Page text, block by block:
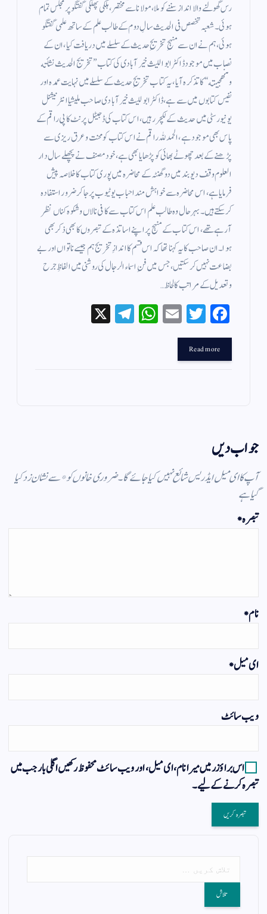
رس گھولنے والا انداز سننے کو ملا، مولانا سے مختصر،ہلکی پھلکی گفتگو پر مجلس تمام
ہوئی۔ شعبہ تخصص فی الحدیث سالِ دوم کے طالب علم کے ساتھ علمی گفتگو
ہوئی، ہم نے ان سے منہجِ تخریجِ حدیث کے سلسلے میں دریافت کیا، ان کے
نصاب میں موجود ڈاکٹر ابواللیث خیرآبادی کی کتاب ’’تخریج الحدیث نشأته
ومنھجیته‘‘ کا تذکرہ آیا، یہ کتاب تخریجِ حدیث کے سلسلے میں نہایت عمدہ اور
نفیس کتابوں میں سے ہے، ڈاکٹر ابوللیث خیرآبادی صاحب ملیشیا انٹرنیشنل
یونیورسٹی میں حدیث کے لکچرر ہیں، اس کتاب کی ڈجیٹل پرنٹ کاپی راقم کے
پاس بھی موجود ہے، الحمد للہ راقم نے اس کتاب کو محنت وعرق ریزی سے
پڑھنے کے بعد چھوٹے بھائی کو پڑھایا بھی ہے، خود مصنف نے پچھلے سال دار
العلوم وقف دیوبند میں دو گھنٹہ کے محاضرہ میں پوری کتاب کا خلاصہ پیش
فرمایا ہے، اس محاضرہ سے خواہش مند احباب یوٹیوب پر جاکر ضرور استفادہ
کرسکتے ہیں۔ بہر حال وہ طالب علم اس کتاب سے کافی نالاں و شکوہ کناں نظر
آرہےتھے، اس کتاب کے منہج پر اپنے اساتذہ کے تبصروں کا بھی ذکر بھی
ہوا۔ ان صاحب کا یہ کہنا تھا کہ اس قسم کا اندازِ تخریج ہم جیسے ناتواں اور بے
بضاعت نہیں کرسکتیں، جس میں فنِ اسماء الرجال کی روشنی میں الفاظِ جرح
وتعدیل کے مراتب کا لحاظ…
Fa
ce
bo
ok
T
wi
r
E
m
W
ha
Te
le
Read more
جواب دیں
آپ کا ای میل ایڈریس شائع نہیں کیا جائے گا۔ضروری خانوں کو*سے نشان زد کیا
گیا ہے
تبصرہ*
نام*
ای میل*
ویب‌ سائٹ
اس براؤزر میں میرا نام، ای میل، اور ویب سائٹ محفوظ رکھیں اگلی بار جب میں
تبصرہ کرنے کےلیے۔